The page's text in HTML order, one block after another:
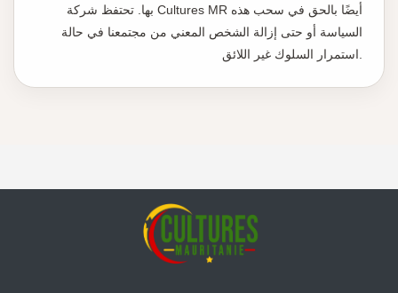
بها. تحتفظ شركة Cultures MR أيضًا بالحق في سحب هذه
السياسة أو حتى إزالة الشخص المعني من مجتمعنا في حالة